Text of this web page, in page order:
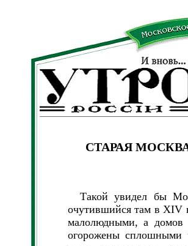
СТАРАЯ
Такой увидел бы
очутившийся там в XIV
малолюдными, а
огорожены сплошными